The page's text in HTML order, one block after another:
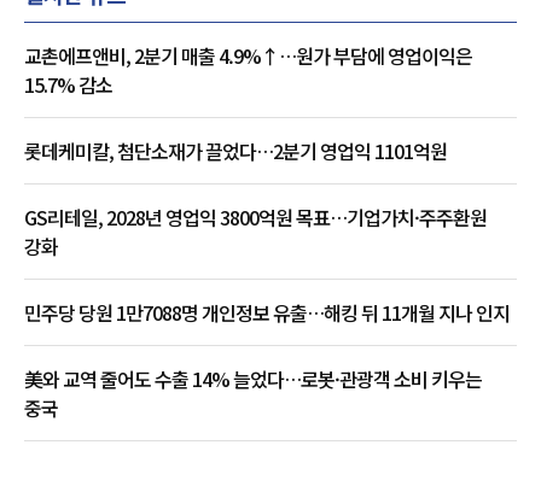
교촌에프앤비, 2분기 매출 4.9%↑…원가 부담에 영업이익은
15.7% 감소
롯데케미칼, 첨단소재가 끌었다…2분기 영업익 1101억원
GS리테일, 2028년 영업익 3800억원 목표…기업가치·주주환원
강화
민주당 당원 1만7088명 개인정보 유출…해킹 뒤 11개월 지나 인지
美와 교역 줄어도 수출 14% 늘었다…로봇·관광객 소비 키우는
중국